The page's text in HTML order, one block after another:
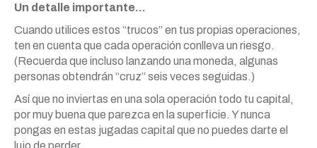
Un detalle importante…
Cuando utilices estos “trucos” en tus propias operaciones,
ten en cuenta que cada operación conlleva un riesgo.
(Recuerda que incluso lanzando una moneda, algunas
personas obtendrán “cruz” seis veces seguidas.)
Así que no inviertas en una sola operación todo tu capital,
por muy buena que parezca en la superficie. Y nunca
pongas en estas jugadas capital que no puedes darte el
lujo de perder.